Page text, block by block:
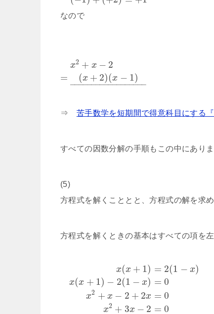
なので
x2 + x − 2
=
(x + 2)(x − 1)
– –
––––––––––––––––
⇒ 苦手数学を短期間で得意科目にする『
すべての因数分解の手順もこの中にありま
(5)
方程式を解くこととと、方程式の解を求
方程式を解くときの基本はすべての項を
x(x + 1)
x(x + 1) − 2(1 − x)
x2 + x − 2 + 2x
x2 + 3x − 2
=
=
=
=
2(1 − x)
0
0
0